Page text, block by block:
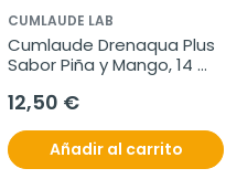
CUMLAUDE LAB
Cumlaude Drenaqua Plus
Sabor Piña y Mango, 14
12,50 €
Añadir al carrito